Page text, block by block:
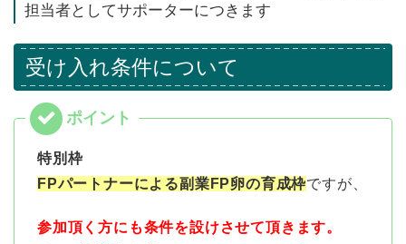
担当者としてサポーターにつきます
受け入れ条件について
特別枠
FPパートナーによる副業FP卵の育成枠ですが、
参加頂く方にも条件を設けさせて頂きます。